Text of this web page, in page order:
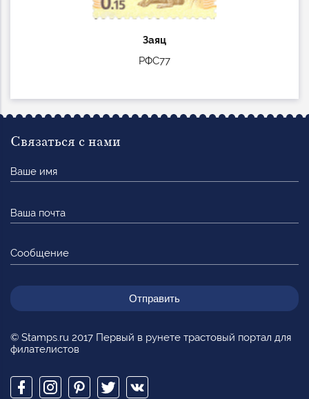
Заяц
РФС77
© Stamps.ru 2017 Первый в рунете трастовый портал для
филателистов
Связаться с нами
имя
почта
Сообщение